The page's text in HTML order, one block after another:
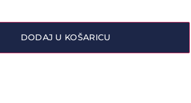
DODAJ U KOŠARICU